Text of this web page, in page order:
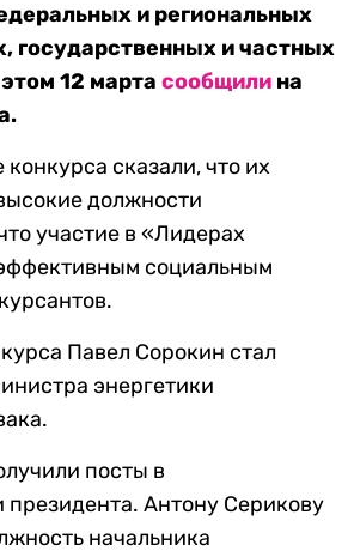
и региональных
государственных и частных
12 марта сообщили на
сказали, что их
должности
участие в «Лидерах
социальным
Павел Сорокин стал
энергетики
посты в
Антону Серикову
начальника